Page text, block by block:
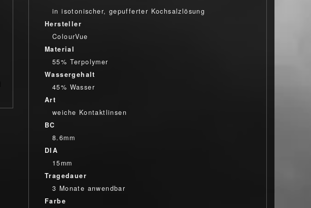
in isotonischer, gepufferter Kochsalzlösung
Hersteller
ColourVue
Material
55% Terpolymer
Wassergehalt
45% Wasser
Art
weiche Kontaktlinsen
BC
8.6mm
DIA
15mm
Tragedauer
3 Monate anwendbar
Farbe